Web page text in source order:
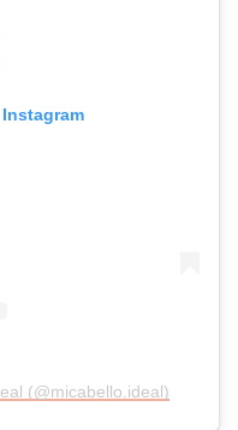
(@micabello.ideal)